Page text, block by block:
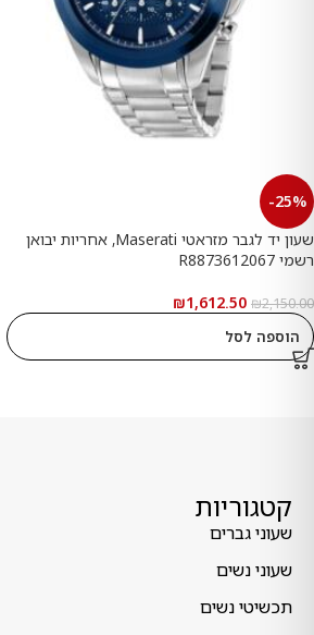
-25%
שעון יד לגבר מזראטי Maserati, אחריות יבואן
רשמי R8873612067
₪2,150.00
₪1,612.50
הוספה לסל
קטגוריות
שעוני גברים
שעוני נשים
תכשיטי נשים